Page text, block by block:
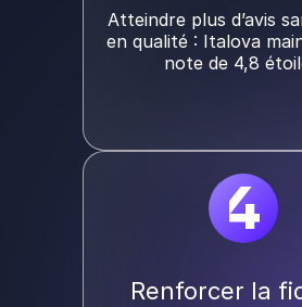
Atteindre plus d’avis
en qualité : Italova
note de 4,8
4
Renforcer la